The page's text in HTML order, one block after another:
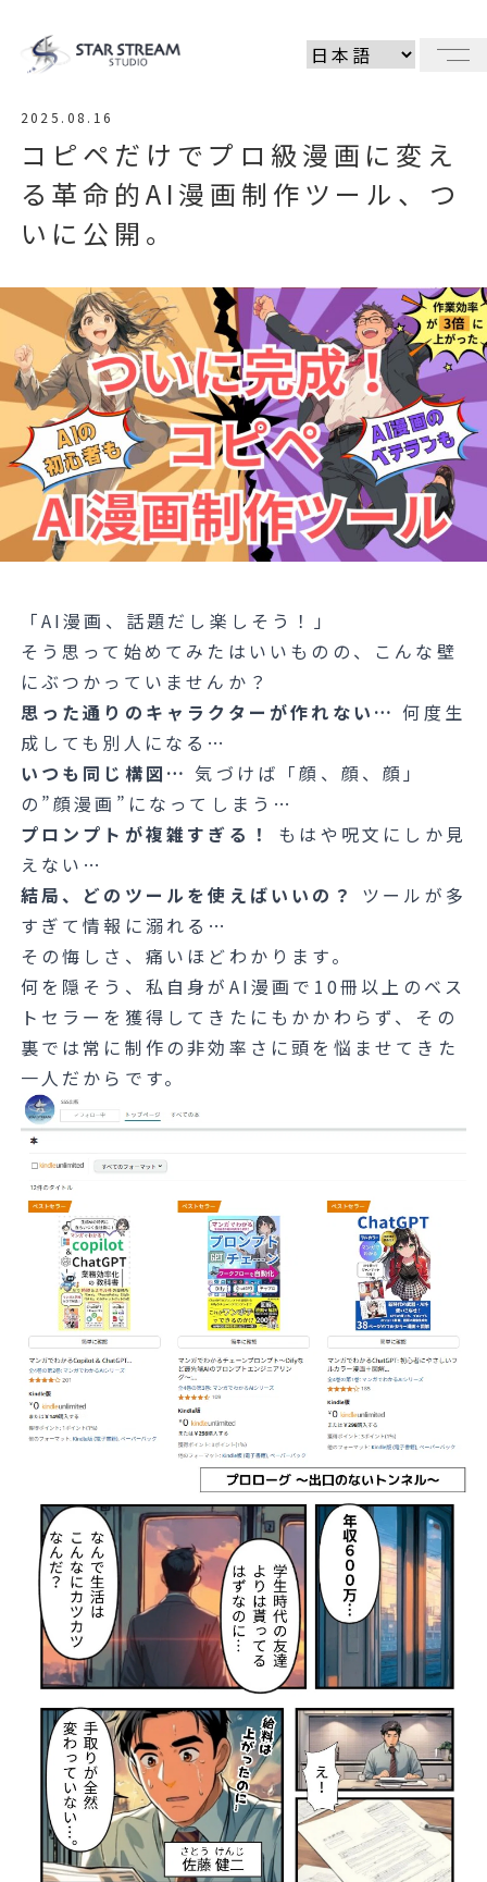
2025.08.16
コピペだけでプロ級漫画に変え
る革命的AI漫画制作ツール、つ
いに公開。
「AI漫画、話題だし楽しそう！」
そう思って始めてみたはいいものの、こんな壁
にぶつかっていませんか？
思った通りのキャラクターが作れない… 何度生
成しても別人になる…
いつも同じ構図… 気づけば「顔、顔、顔」
の”顔漫画”になってしまう…
プロンプトが複雑すぎる！
もはや呪文にしか見
えない…
結局、どのツールを使えばいいの？
ツールが多
すぎて情報に溺れる…
その悔しさ、痛いほどわかります。
何を隠そう、私自身がAI漫画で10冊以上のベス
トセラーを獲得してきたにもかかわらず、その
裏では常に制作の非効率さに頭を悩ませてきた
一人だからです。